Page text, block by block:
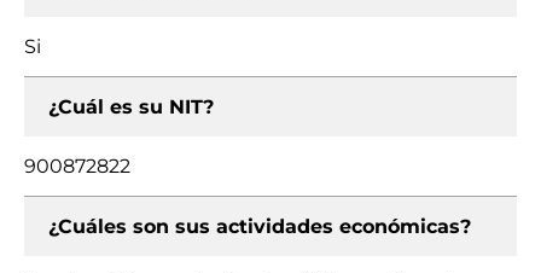
Si
¿Cuál es su NIT?
900872822
¿Cuáles son sus actividades económicas?